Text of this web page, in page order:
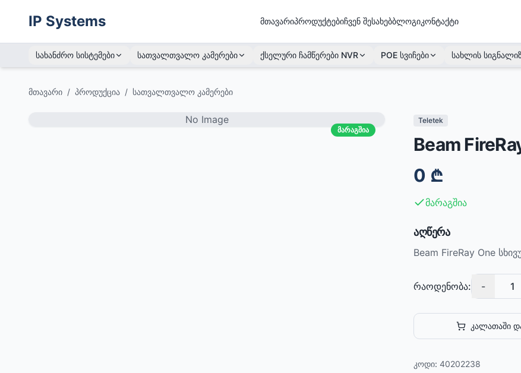
IP Systems მთავარიპროდუქტებიჩვენ შესახებბლოგიკონტაქტი
სახანძრო სისტემები სათვალთვალო კამერები ქსელური ჩამწერები NVR POE სვიჩები სახლის
მთავარი / პროდუქცია / სათვალთვალო კამერები
No Image
მარაგშია
Teletek
Beam
0 ₾
მარაგშია
აღწერა
Beam FireRay One
რაოდენობა: - 1
კალათაში
კოდი: 40202238